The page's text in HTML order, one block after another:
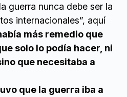
guerra nunca debe ser la
internacionales”, aquí
más remedio que
solo lo podía hacer, ni
que necesitaba a
que la guerra iba a